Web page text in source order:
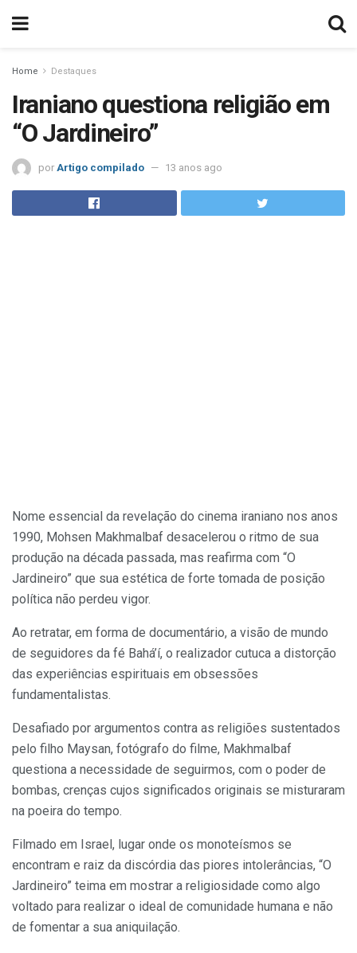
Home Destaques
Iraniano questiona religião em
“O Jardineiro”
por Artigo compilado 13 anos ago
Nome essencial da revelação do cinema iraniano nos anos
1990, Mohsen Makhmalbaf desacelerou o ritmo de sua
produção na década passada, mas reafirma com “O
Jardineiro” que sua estética de forte tomada de posição
política não perdeu vigor.
Ao retratar, em forma de documentário, a visão de mundo
de seguidores da fé Bahá’í, o realizador cutuca a distorção
das experiências espirituais em obsessões
fundamentalistas.
Desafiado por argumentos contra as religiões sustentados
pelo filho Maysan, fotógrafo do filme, Makhmalbaf
questiona a necessidade de seguirmos, com o poder de
bombas, crenças cujos significados originais se misturaram
na poeira do tempo.
Filmado em Israel, lugar onde os monoteísmos se
encontram e raiz da discórdia das piores intolerâncias, “O
Jardineiro” teima em mostrar a religiosidade como algo
voltado para realizar o ideal de comunidade humana e não
de fomentar a sua aniquilação.